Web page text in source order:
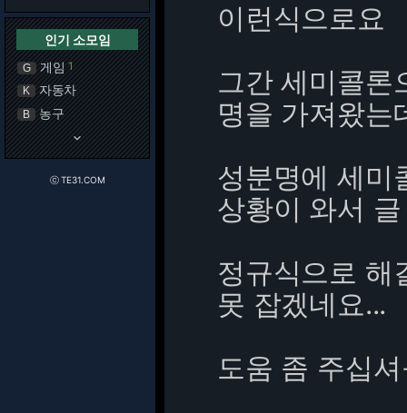
인기 소모임
G 게임 1
K 자동차
B 농구
keyboard_arrow_down
ⓒ TE31.COM
이런식으로요
그간 세미콜론
명을 가져왔는
성분명에 세미
상황이 와서
정규식으로 해
못 잡겠네요...
도움 좀 주십